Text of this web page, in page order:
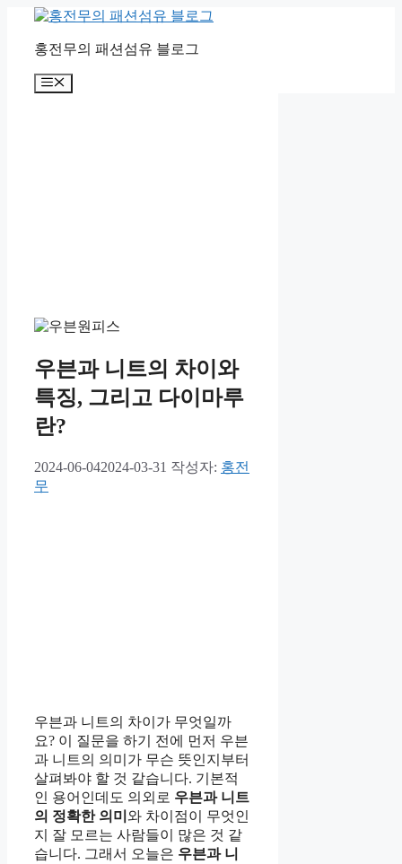
홍전무의 패션섬유 블로그
메
우븐과 니트의 차이와
특징, 그리고 다이마루
란?
2024-06-042024-03-31 작성자: 홍전
무
우븐과 니트의 차이가 무엇일까
요? 이 질문을 하기 전에 먼저 우븐
과 니트의 의미가 무슨 뜻인지부터
살펴봐야 할 것 같습니다. 기본적
인 용어인데도 의외로 우븐과 니트
의 정확한 의미 와 차이점이 무엇인
지 잘 모르는 사람들이 많은 것 같
습니다. 그래서 오늘은 우븐과 니